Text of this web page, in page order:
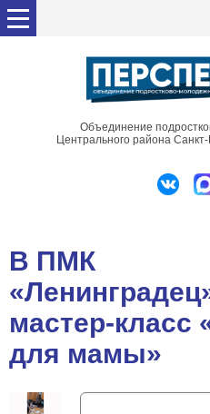
Объединение
Центрального района
В ПМК
мастер-класс
для мамы»